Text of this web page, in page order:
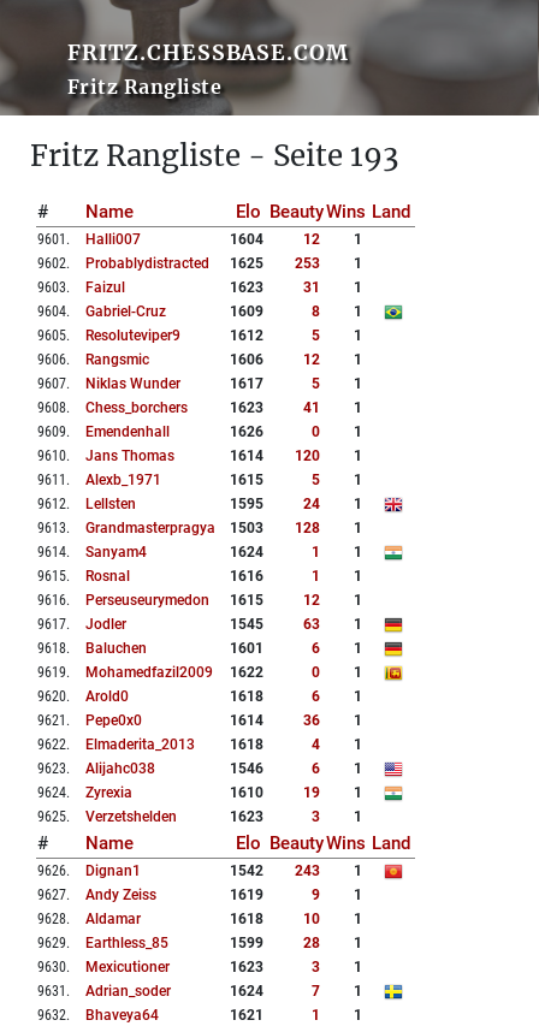
FRITZ.CHESSBASE.COM
Fritz Rangliste
Fritz Rangliste - Seite 193
# Name Elo BeautyWins Land
9601 . Halli007 1604 12
1
9602. Probablydistracted 1625 253
1
9603. Faizul 1623 31
1
9604. Gabriel-Cruz 1609 8
1
9605. Resoluteviper9 1612 5
1
9606. Rangsmic 1606 12
1
9607. Niklas Wunder 1617 5
1
9608. Chess_borchers 1623 41
1
9609. Emendenhall 1626 0
1
9610. Jans Thomas 1614 120
1
9611 . Alexb_1971 1615 5
1
9612. Lellsten 1595 24
1
9613. Grandmasterpragya 1503 128
1
9614. Sanyam4 1624 1
1
9615. Rosnal 1616 1
1
9616. Perseuseurymedon 1615 12
1
9617. Jodler 1545 63
1
9618. Baluchen 1601 6
1
9619. Mohamedfazil2009 1622 0
1
9620. Arold0 1618 6
1
9621 . Pepe0x0 1614 36
1
9622. Elmaderita_2013 1618 4
1
9623. Alijahc038 1546 6
1
9624. Zyrexia 1610 19
1
9625. Verzetshelden 1623 3 1
# Name Elo BeautyWins Land
9626. Dignan1 1542 243
1
9627. Andy Zeiss 1619 9
1
9628. Aldamar 1618 10
1
9629. Earthless_85 1599 28
1
9630. Mexicutioner 1623 3
1
9631 . Adrian_soder 1624 7
1
9632. Bhaveya64 1621 1
1